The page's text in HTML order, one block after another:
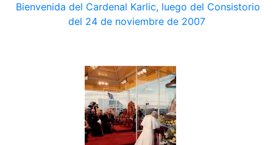
Bienvenida del Cardenal Karlic, luego del Consistorio
del 24 de noviembre de 2007